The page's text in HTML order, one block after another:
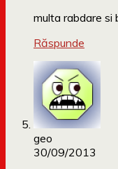
multa rabdare si
Răspunde
geo
30/09/2013